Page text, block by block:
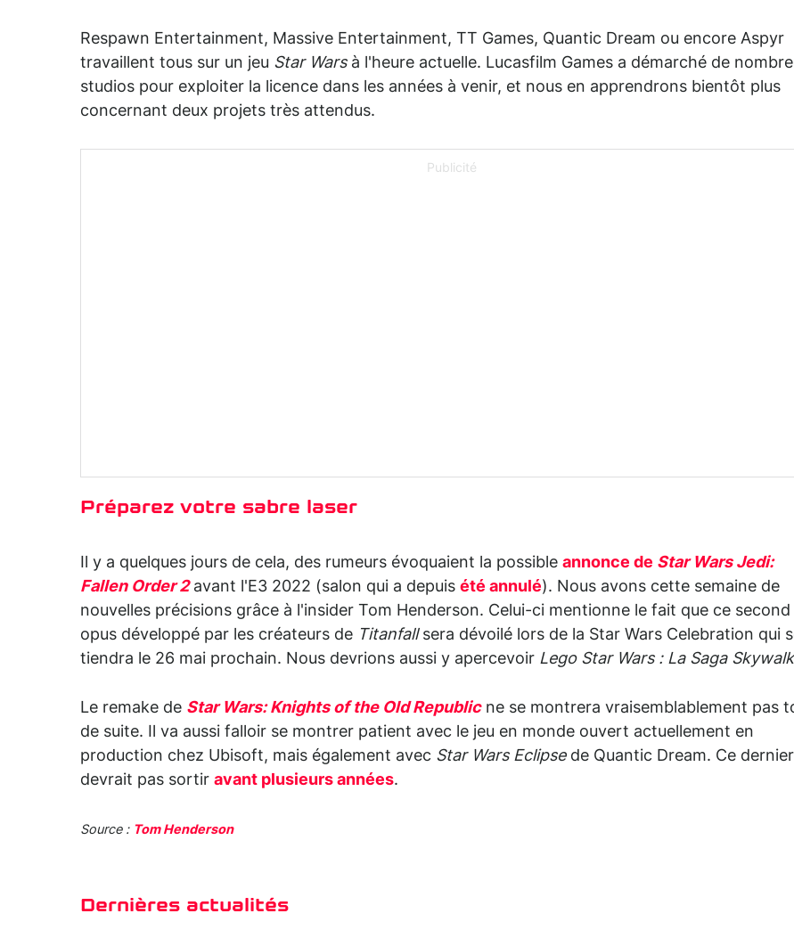
Respawn Entertainment, Massive Entertainment, TT Games, Quantic Dream ou encore Aspyr
travaillent tous sur un jeu Star Warsà l'heure actuelle. Lucasfilm Games a démarché de
studios pour exploiter la licence dans les années à venir, et nous en apprendrons bientôt plus
concernant deux projets très attendus.
Publicité
Préparez votre sabre laser
Il y a quelques jours de cela, des rumeurs évoquaient la possible annonce de Star Wars Jedi:
Fallen Order 2avant l'E3 2022 (salon qui a depuis été annulé). Nous avons cette semaine de
nouvelles précisions grâce à l'insider Tom Henderson. Celui-ci mentionne le fait que ce second
opus développé par les créateurs de Titanfallsera dévoilé lors de la Star Wars Celebration qui
tiendra le 26 mai prochain. Nous devrions aussi y apercevoir Lego Star Wars : La Saga
Le remake de Star Wars: Knights of the Old Republicne se montrera vraisemblablement pas
de suite. Il va aussi falloir se montrer patient avec le jeu en monde ouvert actuellement en
production chez Ubisoft, mais également avec Star Wars Eclipsede Quantic Dream. Ce
devrait pas sortir avant plusieurs années.
Source : Tom Henderson
Dernières actualités